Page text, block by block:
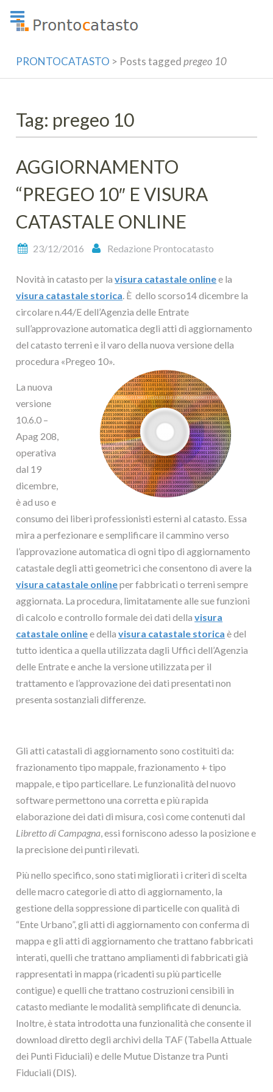
PRONTOCATASTO > Posts taggedpregeo 10
Tag: pregeo 10
AGGIORNAMENTO
“PREGEO 10″ E VISURA
CATASTALE ONLINE
23/12/2016 Redazione Prontocatasto
Novità in catasto per lavisura catastale onlinee la
visura catastale storica. È dello scorso14 dicembre la
circolare n.44/E dell’Agenzia delle Entrate
sull’approvazione automatica degli atti di aggiornamento
del catasto terreni e il varo della nuova versione della
procedura «Pregeo 10».
La nuova
versione
10.6.0 –
Apag 208,
operativa
dal 19
dicembre,
è ad uso e
consumo dei liberi professionisti esterni al catasto. Essa
mira a perfezionare e semplificare il cammino verso
l’approvazione automatica di ogni tipo di aggiornamento
catastale degli atti geometrici che consentono di avere la
visura catastale onlineper fabbricati o terreni sempre
aggiornata. La procedura, limitatamente alle sue funzioni
di calcolo e controllo formale dei dati dellavisura
catastale onlinee della visura catastale storica è del
tutto identica a quella utilizzata dagli Uffici dell’Agenzia
delle Entrate e anche la versione utilizzata per il
trattamento e l’approvazione dei dati presentati non
presenta sostanziali differenze.
Gli atti catastali di aggiornamento sono costituiti da:
frazionamento tipo mappale, frazionamento + tipo
mappale, e tipo particellare. Le funzionalità del nuovo
software permettono una corretta e più rapida
elaborazione dei dati di misura, così come contenuti dal
Libretto di Campagna, essi forniscono adesso la posizione e
la precisione dei punti rilevati.
Più nello specifico, sono stati migliorati i criteri di scelta
delle macro categorie di atto di aggiornamento, la
gestione della soppressione di particelle con qualità di
“Ente Urbano”, gli atti di aggiornamento con conferma di
mappa e gli atti di aggiornamento che trattano fabbricati
interati, quelli che trattano ampliamenti di fabbricati già
rappresentati in mappa (ricadenti su più particelle
contigue) e quelli che trattano costruzioni censibili in
catasto mediante le modalità semplificate di denuncia.
Inoltre, è stata introdotta una funzionalità che consente il
download diretto degli archivi della TAF (Tabella Attuale
dei Punti Fiduciali) e delle Mutue Distanze tra Punti
Fiduciali (DIS).